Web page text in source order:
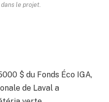
le projet.
$ du Fonds Éco IGA,
de Laval a